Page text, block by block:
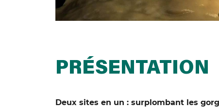
PRÉSENTATION
Deux sites en un : surplombant les